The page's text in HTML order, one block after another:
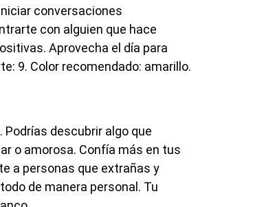
conversaciones
con alguien que hace
Aprovecha el día para
9. Color recomendado: amarillo.
descubrir algo que
o amorosa. Confía más en tus
a personas que extrañas y
de manera personal. Tu